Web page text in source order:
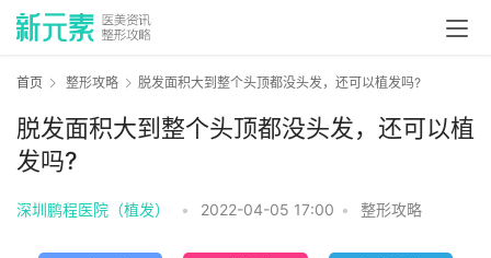
首页 整形攻略 脱发面积大到整个头顶都没头发，还可以植发吗?
脱发面积大到整个头顶都没头发，还可以植
发吗?
深圳鹏程医院（植发） • 2022-04-05 17:00 • 整形攻略